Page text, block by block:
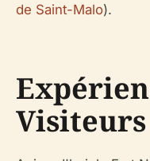
de Saint-Malo).
Visiteurs